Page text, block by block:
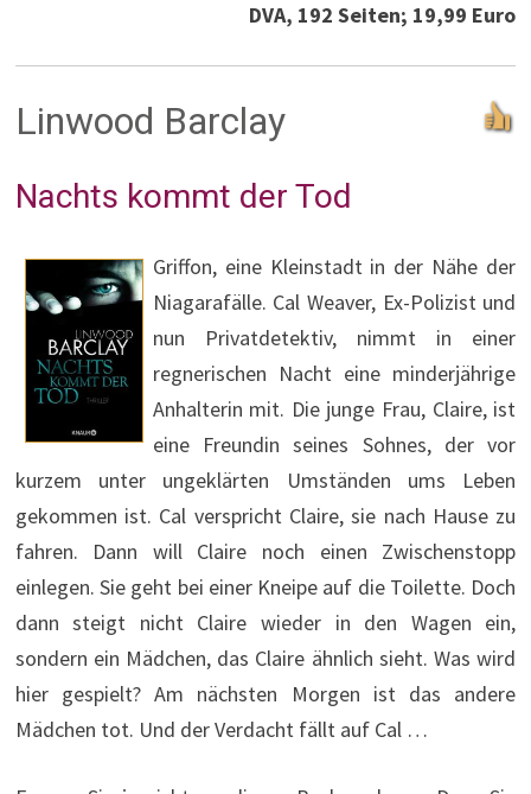
DVA, 192 Seiten; 19,99 Euro
Linwood Barclay
Nachts kommt der Tod
Griffon, eine Kleinstadt in der Nähe der
Niagarafälle. Cal Weaver, Ex-Polizist und
nun Privatdetektiv, nimmt in einer
regnerischen Nacht eine minderjährige
Anhalterin mit. Die junge Frau, Claire, ist
eine Freundin seines Sohnes, der vor
kurzem unter ungeklärten Umständen ums Leben
gekommen ist. Cal verspricht Claire, sie nach Hause zu
fahren. Dann will Claire noch einen Zwischenstopp
einlegen. Sie geht bei einer Kneipe auf die Toilette. Doch
dann steigt nicht Claire wieder in den Wagen ein,
sondern ein Mädchen, das Claire ähnlich sieht. Was wird
hier gespielt? Am nächsten Morgen ist das andere
Mädchen tot. Und der Verdacht fällt auf Cal …